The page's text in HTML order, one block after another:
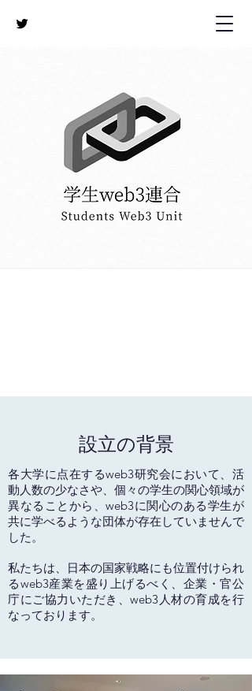
​設立の背景
各大学に点在するweb3研究会において、活
動人数の少なさや、個々の学生の関心領域が
異なることから、web3に関心のある学生が
共に学べるような団体が存在していませんで
した。
​私たちは、日本の国家戦略にも位置付けられ
るweb3産業を盛り上げるべく、企業・官公
庁にご協力いただき、web3人材の育成を行
なっております。​